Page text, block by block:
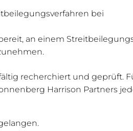
bei
an einem
recherchiert und geprüft.
Harrison Partners